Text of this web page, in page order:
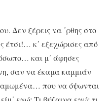
Δεν ξέρεις να ᾽ρθης στο
έτσι!… κ᾽ εξεχώρισες από
και μ᾽ άφησες
σαν να έκαμα καμμιάν
που να όψωνται